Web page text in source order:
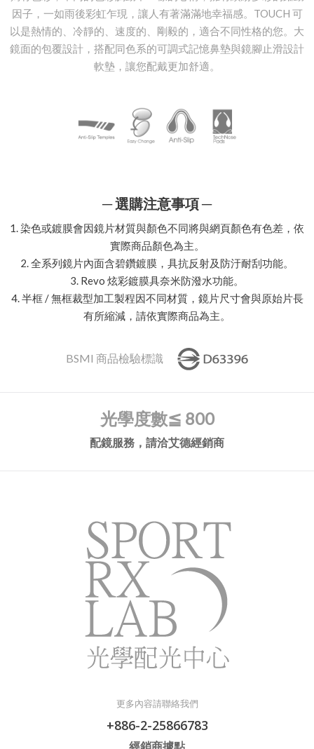
因子，一如雨後彩虹乍現，讓人有著滿滿地幸福感。TOUCH 可
以是熱情的、冷靜的、速度的、剛毅的，適合不同性格的您。大
鏡面的包覆設計，搭配同色系的可調式記憶鼻墊與鏡腳止滑設計
軟墊，讓您配戴更加舒適。
─ 選購注意事項 ─
1. 染色或鍍膜會因鏡片材質與顏色不同將與網頁顏色有色差，依
實際商品顏色為主。
2. 全系列鏡片內面含碧鑽鍍膜，具抗反射及防汙耐刮功能。
3. Revo 炫彩鍍膜具奈米防潑水功能。
4. 半框 / 無框裁型加工製程因不同材質，鏡片尺寸會與原始片長
有所縮減，請依實際商品為主。
BSMI 商品檢驗標識
光學度數≦ 800
配鏡服務，請洽艾德經銷商
更多內容請聯絡我們
+886-2-25866783
經銷商據點